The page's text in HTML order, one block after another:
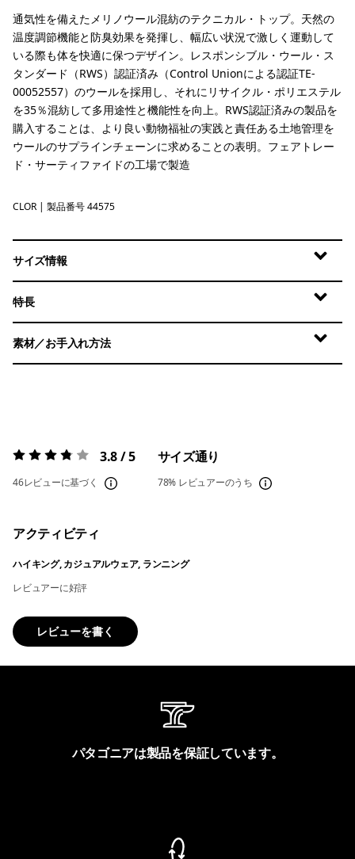
通気性を備えたメリノウール混紡のテクニカル・トップ。天然の
温度調節機能と防臭効果を発揮し、幅広い状況で激しく運動して
いる際も体を快適に保つデザイン。レスポンシブル・ウール・ス
タンダード（RWS）認証済み（Control Unionによる認証TE-
00052557）のウールを採用し、それにリサイクル・ポリエステル
を35％混紡して多用途性と機能性を向上。RWS認証済みの製品を
購入することは、より良い動物福祉の実践と責任ある土地管理を
ウールのサプラインチェーンに求めることの表明。フェアトレー
ド・サーティファイドの工場で製造
Coal Orange
CLOR | 製品番号 44575
サイズ情報
特長
素材／お手入れ方法
評価:3.8 / 5 3.8 / 5
46レビューに基づく
サイズ通り
78% レビュアーのうち
アクティビティ
ハイキング, カジュアルウェア, ランニング
レビュアーに好評
レビューを書く
パタゴニアは製品を保証しています。